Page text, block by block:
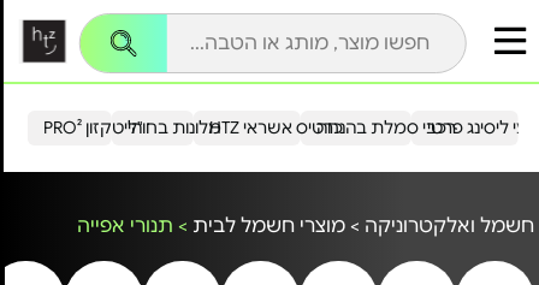
הייטקזון PRO²מלונות בחו"ל כרטיס אשראי HTZ ליסינג פרטירכבי סמלת בהנחה
חשמל ואלקטרוניקה > מוצרי חשמל לבית > תנורי אפייה